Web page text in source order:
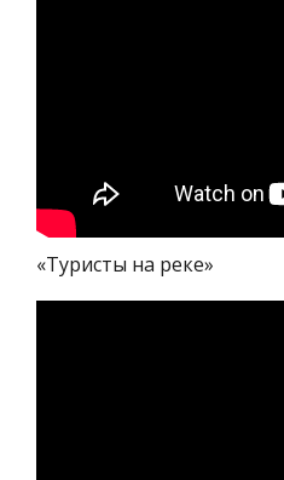
«Туристы на реке»